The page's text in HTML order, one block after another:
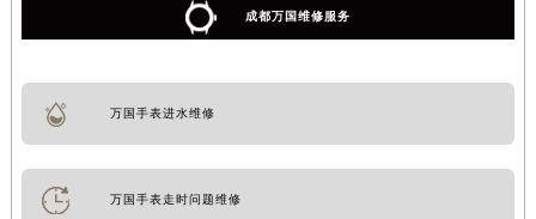
成都万国维修服务
万国手表进水维修
万国手表走时问题维修